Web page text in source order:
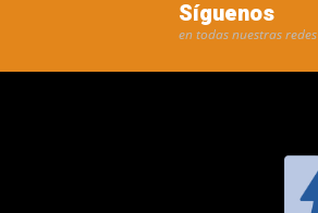
Síguenos
en todas nuestras redes